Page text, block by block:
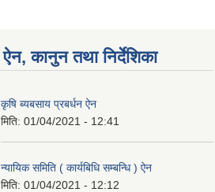
ऐन, कानुन तथा निर्देशिका
कृषि ब्यबसाय प्रबर्धन ऐन
मिति: 01/04/2021 - 12:41
न्यायिक समिति ( कार्यबिधि सम्बन्धि ) ऐन
मिति: 01/04/2021 - 12:12